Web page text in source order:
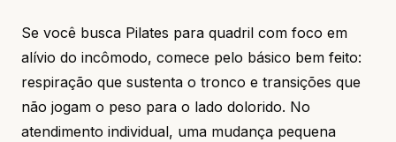
Se você busca Pilates para quadril com foco em
alívio do incômodo, comece pelo básico bem feito:
respiração que sustenta o tronco e transições que
não jogam o peso para o lado dolorido. No
atendimento individual, uma mudança pequena